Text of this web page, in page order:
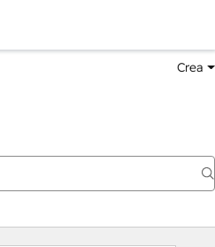
Crea